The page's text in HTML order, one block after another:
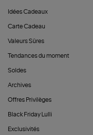
Idées Cadeaux
Carte Cadeau
Valeurs Sûres
Tendances du moment
Soldes
Archives
Offres Privilèges
Black Friday Lulli
Exclusivités